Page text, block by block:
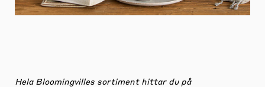
Hela Bloomingvilles sortiment hittar du på